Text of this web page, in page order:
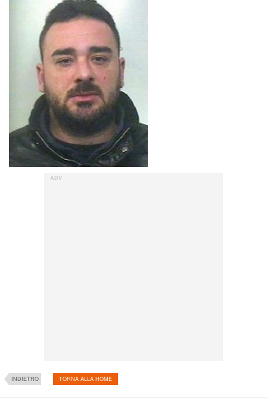
INDIETRO TORNA ALLA HOME